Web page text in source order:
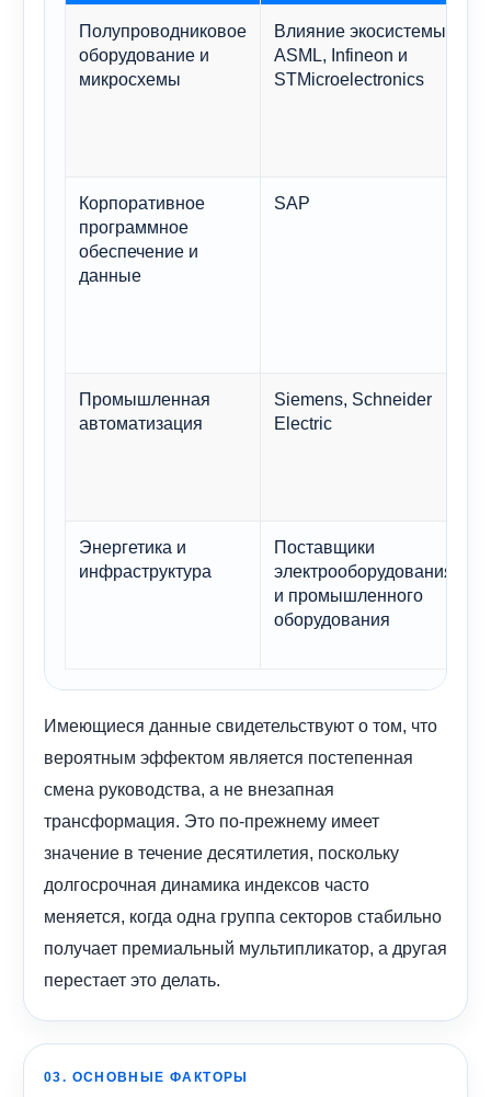
Полупроводниковое
оборудование и
микросхемы
Влияние экосистемы
ASML, Infineon и
STMicroelectronics
Корпоративное
программное
обеспечение и
данные
SAP
Промышленная
автоматизация
Siemens, Schneider
Electric
Энергетика и
инфраструктура
Поставщики
электрооборудования
и промышленного
оборудования
Имеющиеся данные свидетельствуют о том, что
вероятным эффектом является постепенная
смена руководства, а не внезапная
трансформация. Это по-прежнему имеет
значение в течение десятилетия, поскольку
долгосрочная динамика индексов часто
меняется, когда одна группа секторов стабильно
получает премиальный мультипликатор, а другая
перестает это делать.
03. ОСНОВНЫЕ ФАКТОРЫ